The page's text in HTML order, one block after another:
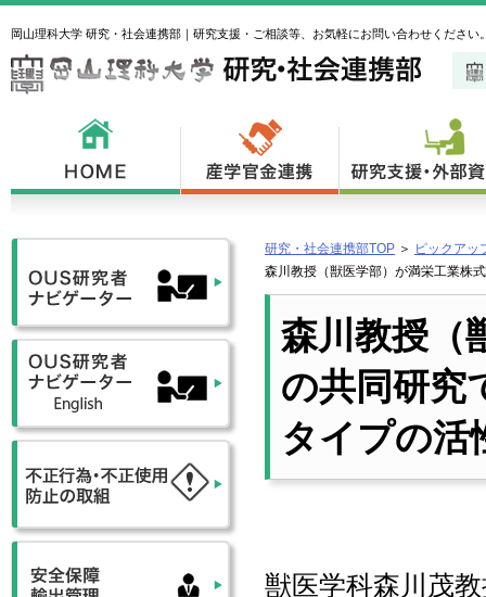
岡山理科大学 研究・社会連携部｜研究支援・ご相談等、お気軽にお問い合わせください
研究・社会連携部TOP ＞ ピックアッ
森川教授（獣医学部）が満栄工業株
森川教授（
の共同研究
タイプの活
獣医学科森川茂